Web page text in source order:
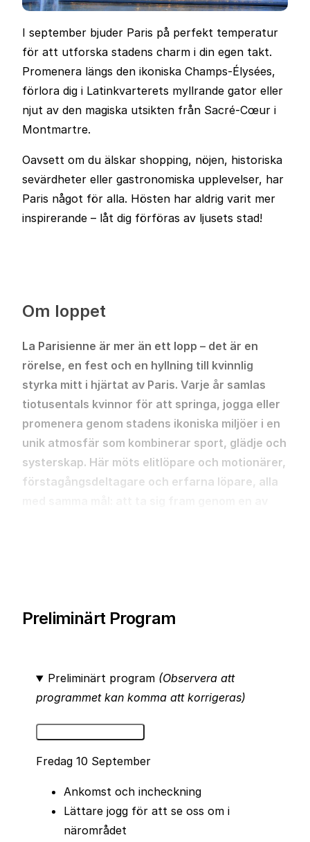
I september bjuder Paris på perfekt temperatur
för att utforska stadens charm i din egen takt.
Promenera längs den ikoniska Champs-Élysées,
förlora dig i Latinkvarterets myllrande gator eller
njut av den magiska utsikten från Sacré-Cœur i
Montmartre.
Oavsett om du älskar shopping, nöjen, historiska
sevärdheter eller gastronomiska upplevelser, har
Paris något för alla. Hösten har aldrig varit mer
inspirerande – låt dig förföras av ljusets stad!
Om loppet
La Parisienne är mer än ett lopp – det är en
rörelse, en fest och en hyllning till kvinnlig
styrka mitt i hjärtat av Paris. Varje år samlas
tiotusentals kvinnor för att springa, jogga eller
promenera genom stadens ikoniska miljöer i en
unik atmosfär som kombinerar sport, glädje och
systerskap. Här möts elitlöpare och motionärer,
förstagångsdeltagare och erfarna löpare, alla
Banan slingrar sig genom klassiska parisiska
kvarter med Eiffeltornet som ständig silhuett i
pulserar och stämningen är elektrisk redan från
men där upplevelsen alltid står i centrum.
Oavsett om du springer för att slå personbästa
eller för att dela en oförglömlig helg med vänner,
är känslan densamma: du är en del av något
Preliminärt Program
Preliminärt program (Observera att
programmet kan komma att korrigeras)
Fredag 10 September
Ankomst och incheckning
Lättare jogg för att se oss om i
närområdet